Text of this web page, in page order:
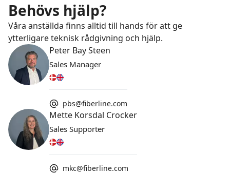
Behövs hjälp?
Våra anställda finns alltid till hands för att ge
ytterligare teknisk rådgivning och hjälp.
Peter Bay Steen
Sales Manager
pbs@fiberline.com
Mette Korsdal Crocker
Sales Supporter
mkc@fiberline.com